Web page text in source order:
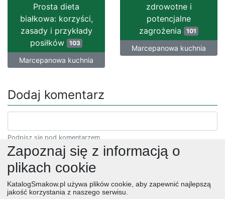
zdrowotne i
potencjalne
zagrożenia
101
Marcepanowa kuchnia
Prosta dieta
białkowa: korzyści,
zasady i przykłady
posiłków
103
Marcepanowa kuchnia
Dodaj komentarz
Podpisz się pod komentarzem.
Zapoznaj się z informacją o
plikach cookie
KatalogSmakow.pl używa plików cookie, aby zapewnić najlepszą
jakość korzystania z naszego serwisu.